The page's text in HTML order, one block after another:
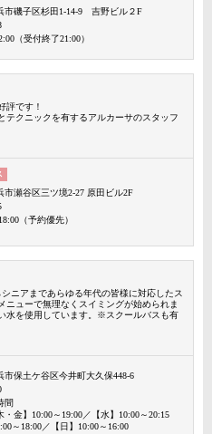
市磯子区杉田1-14-9 吉野ビル２F
（受付終了21:00）
評です！
テクニックを有するアルカーサのスタッフ
市瀬谷区三ツ境2-27 原田ビル2F
（予約優先）
ニアまであらゆる年代の皆様に対応したス
ニューで無理なくスイミングが始められま
水を使用しています。※スクールバスも有
市保土ケ谷区今井町大久保448-6
間
・金】10:00～19:00／【水】10:00～20:15
～18:00／【日】10:00～16:00